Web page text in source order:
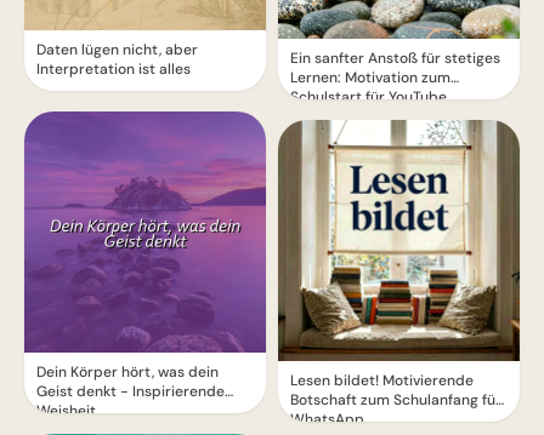
Daten lügen nicht, aber
Interpretation ist alles
Dein Körper hört, was dein
Geist denkt - Inspirierende
Weisheit
Ein sanfter Anstoß für stetiges
Lernen: Motivation zum
Schulstart für YouTube.
Lesen bildet! Motivierende
Botschaft zum Schulanfang für
WhatsApp